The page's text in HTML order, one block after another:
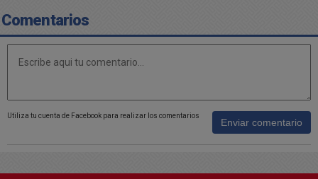
Comentarios
Utiliza tu cuenta de Facebook para realizar los comentarios
Enviar comentario